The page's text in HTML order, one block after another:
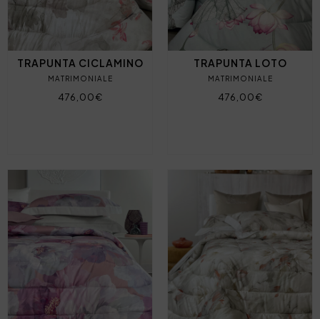
TRAPUNTA CICLAMINO
MATRIMONIALE
476,00€
TRAPUNTA LOTO
MATRIMONIALE
476,00€